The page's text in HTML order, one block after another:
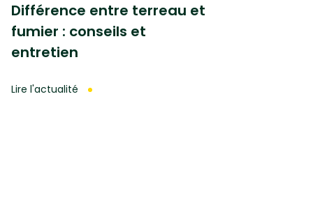
Différence entre terreau et
fumier : conseils et
entretien
Lire l'actualité